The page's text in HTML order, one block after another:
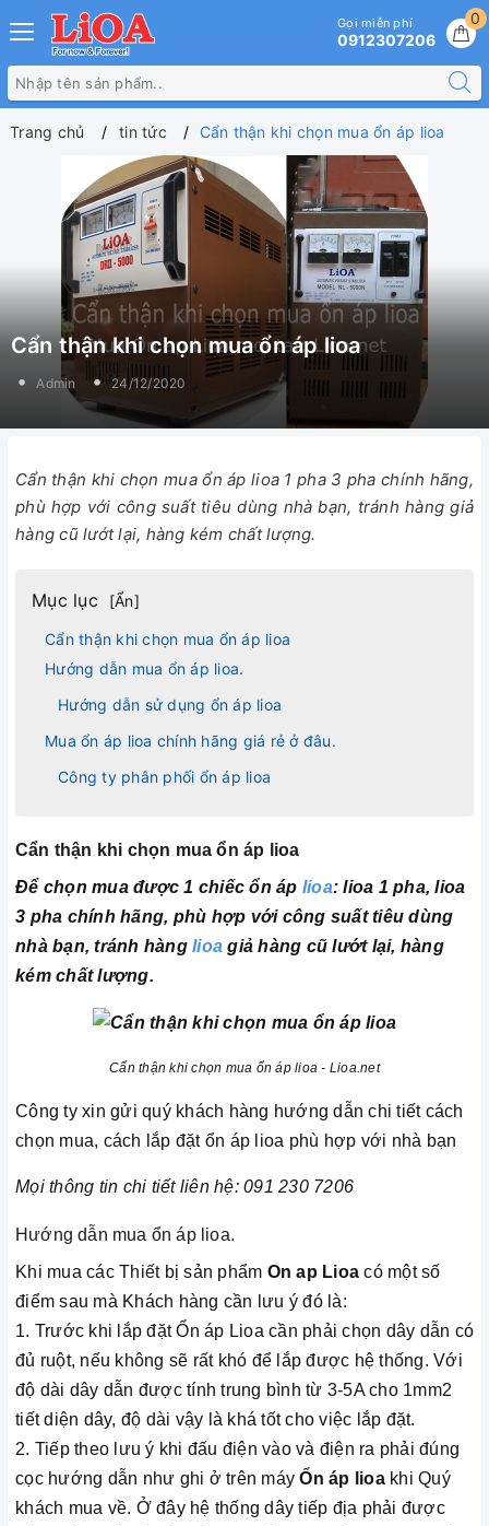
0
Gọi miễn phí
0912307206
Trang chủ tin tức Cẩn thận khi chọn mua ổn áp lioa
Cẩn thận khi chọn mua ổn áp lioa
Admin 24/12/2020
Cẩn thận khi chọn mua ổn áp lioa 1 pha 3 pha chính hãng,
phù hợp với công suất tiêu dùng nhà bạn, tránh hàng giả
hàng cũ lướt lại, hàng kém chất lượng.
Mục lục [Ẩn]
Cẩn thận khi chọn mua ổn áp lioa
Hướng dẫn mua ổn áp lioa.
Hướng dẫn sử dụng ổn áp lioa
Mua ổn áp lioa chính hãng giá rẻ ở đâu.
Công ty phân phối ổn áp lioa
Cẩn thận khi chọn mua ổn áp lioa
Để chọn mua được 1 chiếc ổn áp lioa: lioa 1 pha, lioa
3 pha chính hãng, phù hợp với công suất tiêu dùng
nhà bạn, tránh hàng lioa giả hàng cũ lướt lại, hàng
kém chất lượng.
Cẩn thận khi chọn mua ổn áp lioa - Lioa.net
Công ty xin gửi quý khách hàng hướng dẫn chi tiết cách
chọn mua, cách lắp đặt ổn áp lioa phù hợp với nhà bạn
Mọi thông tin chi tiết liên hệ: 091 230 7206
Hướng dẫn mua ổn áp lioa.
Khi mua các Thiết bị sản phẩm On ap Lioa có một số
điểm sau mà Khách hàng cần lưu ý đó là:
1. Trước khi lắp đặt Ổn áp Lioa cần phải chọn dây dẫn có
đủ ruột, nếu không sẽ rất khó để lắp được hệ thống. Với
độ dài dây dẫn được tính trung bình từ 3-5A cho 1mm2
tiết diện dây, độ dài vậy là khá tốt cho việc lắp đặt.
2. Tiếp theo lưu ý khi đấu điện vào và điện ra phải đúng
cọc hướng dẫn như ghi ở trên máyỔn áp lioakhi Quý
khách mua về. Ở đây hệ thống dây tiếp địa phải được